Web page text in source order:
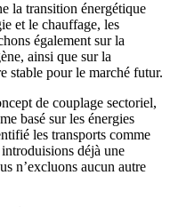
la transition énergétique
et le chauffage, les
également sur la
ainsi que sur la
stable pour le marché futur.
de couplage sectoriel,
basé sur les énergies
les transports comme
déjà une
n’excluons aucun autre